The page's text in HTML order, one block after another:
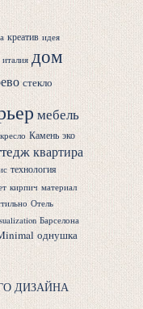
креатив идея
италия дом
стекло
мебель
кресло Камень эко
квартира
технология
кирпич материал
Отель
Барселона
однушка
ДИЗАЙНА